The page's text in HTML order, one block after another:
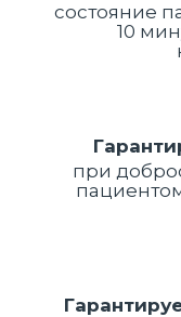
состояние
10
при